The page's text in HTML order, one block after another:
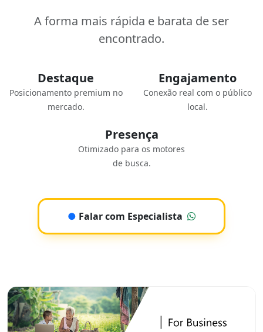
A forma mais rápida e barata de ser
encontrado.
Destaque
Posicionamento premium no
mercado.
Engajamento
Conexão real com o público
local.
Presença
Otimizado para os motores
de busca.
● Falar com Especialista